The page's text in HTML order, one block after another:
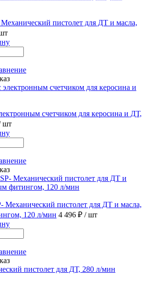
пистолет для ДТ и масла,
счетчиком для керосина и ДТ,
шт
Механический пистолет для ДТ и масла,
120 л/мин 4 496 ₽ / шт